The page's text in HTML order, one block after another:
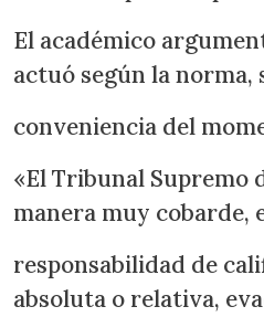
El académico
actuó según la norma,
conveniencia del
«El Tribunal Supremo
manera muy cobarde,
responsabilidad de
absoluta o relativa,